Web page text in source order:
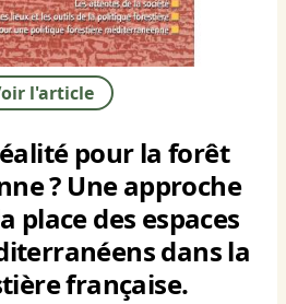
l'article
pour la forêt
? Une approche
place des espaces
dans la
française.